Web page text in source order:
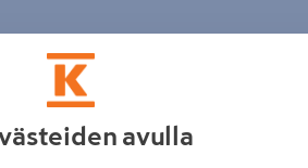
Pakastava käymälä Biolan Icelett 20
avulla